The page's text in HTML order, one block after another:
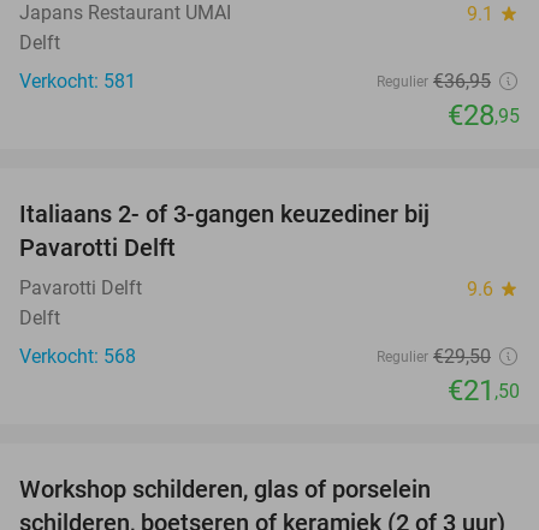
Japans Restaurant UMAI 9.1 star
Delft
Verkocht: 581
Regulier €36,95
€28,95
Italiaans 2- of 3-gangen keuzediner bij
Pavarotti Delft
Pavarotti Delft 9.6 star
Delft
Verkocht: 568
Regulier €29,50
€21 ,50
Workshop schilderen, glas of porselein
schilderen, boetseren of keramiek (2 of 3 uur)